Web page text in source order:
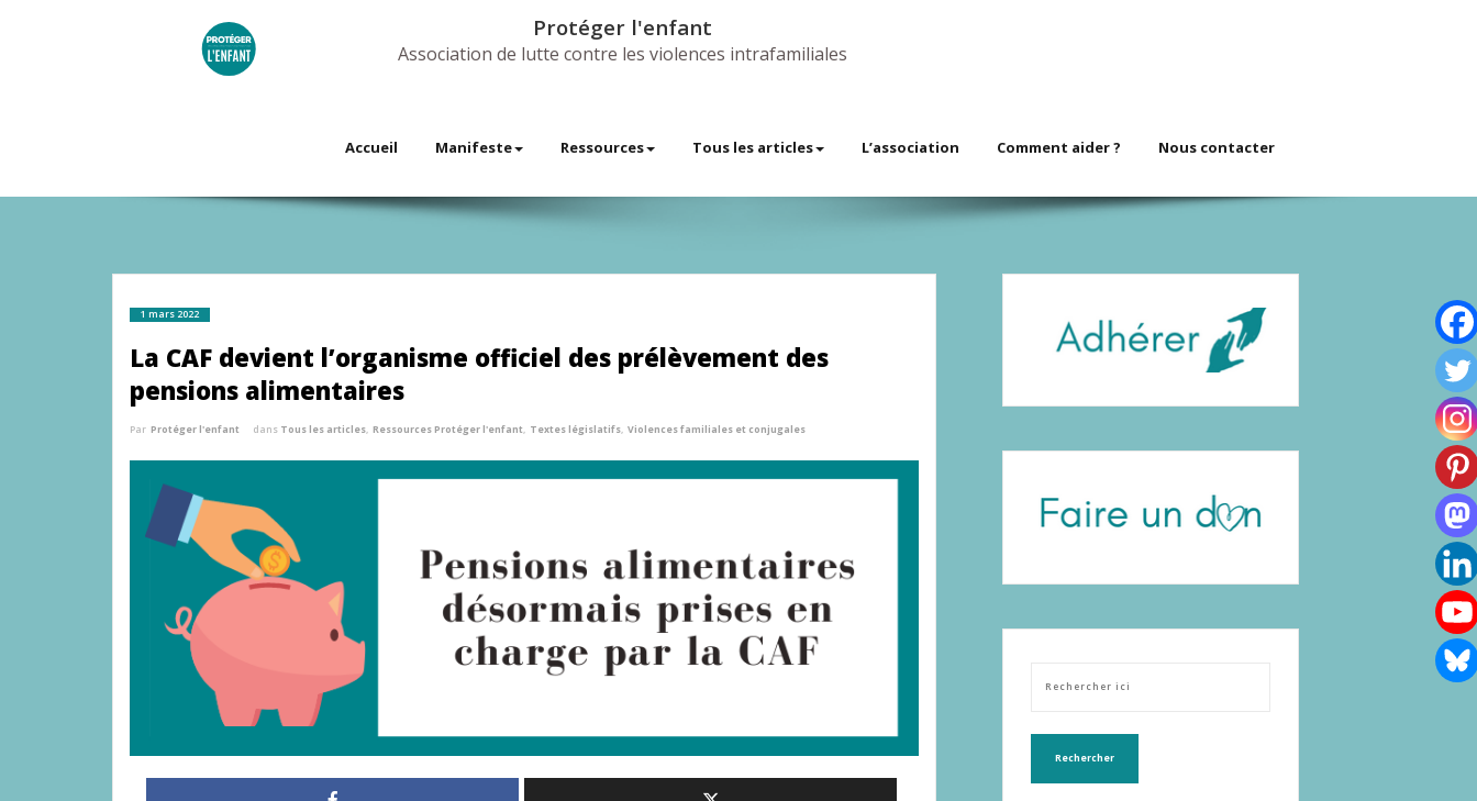
Protéger l'enfant
Association de lutte contre les violences intrafamiliales
Accueil Manifeste Ressources Tous les articles L’association Comment aider ? Nous contacter
1 mars 2022
La CAF devient l’organisme officiel des prélèvement des
pensions alimentaires
Par Protéger l'enfant dans Tous les articles, Ressources Protéger l'enfant, Textes législatifs, Violences familiales et conjugales